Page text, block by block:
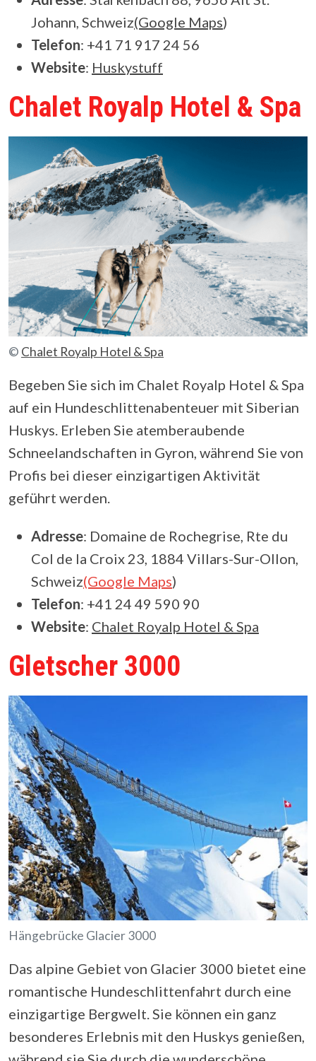
Johann, Schweiz(Google Maps)
Telefon: +41 71 917 24 56
Website: Huskystuff
Chalet Royalp Hotel & Spa
© Chalet Royalp Hotel & Spa
Begeben Sie sich im Chalet Royalp Hotel & Spa
auf ein Hundeschlittenabenteuer mit Siberian
Huskys. Erleben Sie atemberaubende
Schneelandschaften in Gyron, während Sie von
Profis bei dieser einzigartigen Aktivität
geführt werden.
Adresse: Domaine de Rochegrise, Rte du
Col de la Croix 23, 1884 Villars-Sur-Ollon,
Schweiz(Google Maps)
Telefon: +41 24 49 590 90
Website: Chalet Royalp Hotel & Spa
Gletscher 3000
Hängebrücke Glacier 3000
Das alpine Gebiet von Glacier 3000 bietet eine
romantische Hundeschlittenfahrt durch eine
einzigartige Bergwelt. Sie können ein ganz
besonderes Erlebnis mit den Huskys genießen,